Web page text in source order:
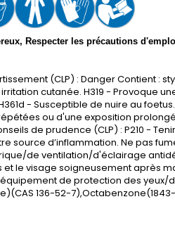
Respecter les précautions
(CLP) : Danger Contient :
cutanée. H319 - Provoque
- Susceptible de nuire au
ou d'une exposition
de prudence (CLP) : P210 -
source d’inflammation. Ne pas
de ventilation/d'éclairage
le visage soigneusement après
de protection des yeux/
136-52-